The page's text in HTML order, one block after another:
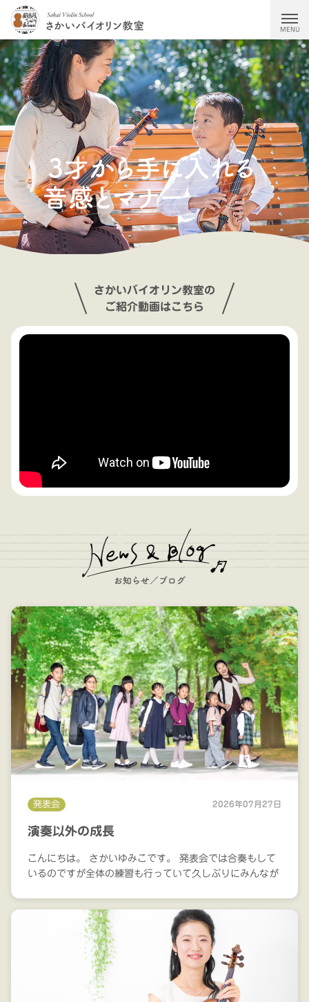
教室について
レッスン＆サークル
バイオリンレッスン
オンラインレッスン
越木岩バイオリンを弾く会
料金
講師の想い
入会の流れ
ブログ
今すぐ体験レッスン
MENU
さかいバイオリン教室の
ご紹介動画はこちら
発表会 2026年07月27日
演奏以外の成長
こんにちは。 さかいゆみこです。 発表会では合奏もして
いるのですが全体の練習も行っていて久しぶりにみんなが